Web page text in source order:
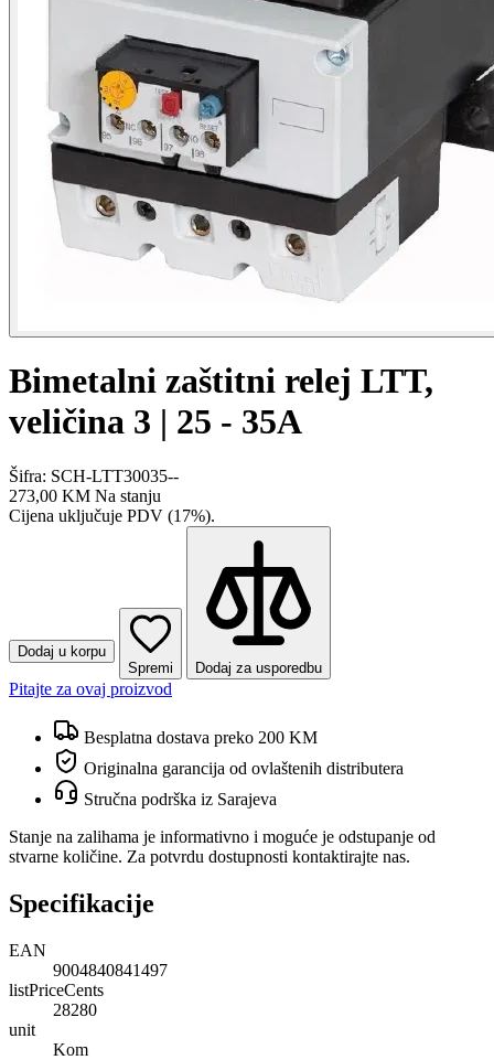
Bimetalni zaštitni relej LTT,
veličina 3 | 25 - 35A
Šifra: SCH-LTT30035--
273,00 KM Na stanju
Cijena uključuje PDV (17%).
Dodaj u korpu
Spremi
Dodaj za usporedbu
Pitajte za ovaj proizvod
Besplatna dostava preko 200 KM
Originalna garancija od ovlaštenih distributera
Stručna podrška iz Sarajeva
Stanje na zalihama je informativno i moguće je odstupanje od
stvarne količine. Za potvrdu dostupnosti kontaktirajte nas.
Specifikacije
EAN
9004840841497
listPriceCents
28280
unit
Kom